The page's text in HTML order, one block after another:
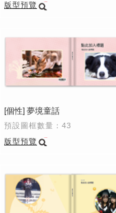
版型預覽
[個性] 夢境童話
預設圖框數量：43
版型預覽